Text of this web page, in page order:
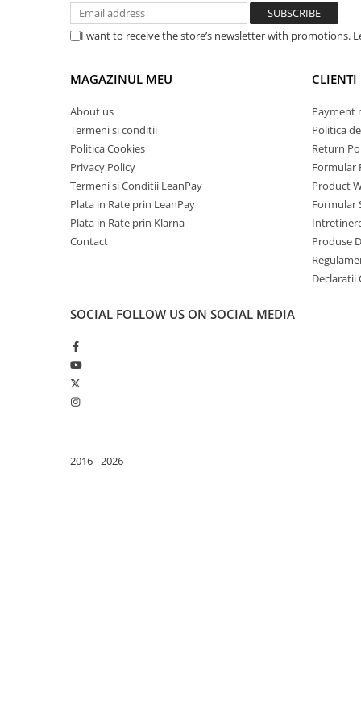
Tablets Doogee
Hotwav Products
Unihertz Products
Mobile Phones Unihertz
Tablets Unihertz
Blackview Products
Mobile Phones Blackview
Tablets Blackview
Headphones Blackview
Fossibot Products
Tablets Oukitel
Gift Card EV
Commercial EV Charging Stations
Descoperă adevărata forță a tehnologiei, trebuie să o faci!
echipat cu un procesor Octa Core și o frecvență de 1.6GHz,
spațiu de stocare, adică este pregătit să îți ofere o
aici! Cu posibilitatea de extindere a memoriei prin card
să instalezi tot ce îți dorești. Fie că joci cele mai noi titluri
preferate, ecranul oferă imagini clare și vibrante. Ești
I want to receive the store’s newsletter with promotions.
MAGAZINUL MEU
About us
Termeni si conditii
Politica Cookies
Privacy Policy
Termeni si Conditii LeanPay
Plata in Rate prin LeanPay
Plata in Rate prin Klarna
Contact
CLIENTI
Payment
Politica
Return
Formular
Product
Formular
Produse
SOCIAL FOLLOW US ON SOCIAL MEDIA
2016 - 2026